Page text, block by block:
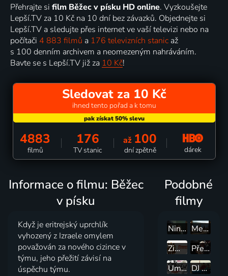
Přehrajte si film Běžec v písku HD online. Vyzkoušejte
Lepší.TV za 10 Kč na 10 dní bez závazků. Objednejte si
Lepší.TV a sledujte přes internet ve vaší televizi nebo na
počítači 4 883 filmů a 176 televizních stanic až
s 100 denním archivem a neomezeným nahráváním.
Bavte se s Lepší.TV již za 10 Kč!
Sledovat za 10 Kč
ihned tento pořad a k tomu
4883
filmů
176
TV stanic
až 100
dní zpětně dárek
Informace o filmu: Běžec
v písku
Když je eritrejský uprchlík
vyhozený z Izraele omylem
považován za nového cizince v
týmu, jeho přežití závisí na
úspěchu týmu.
Podobné
filmy
Ninjababy
Megalomani
Zimní prázdniny
Před oponou, za oponou
Umírání
DJ Ahmet